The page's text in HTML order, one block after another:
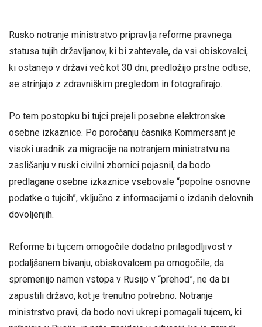
Rusko notranje ministrstvo pripravlja reforme pravnega
statusa tujih državljanov, ki bi zahtevale, da vsi obiskovalci,
ki ostanejo v državi več kot 30 dni, predložijo prstne odtise,
se strinjajo z zdravniškim pregledom in fotografirajo.
Po tem postopku bi tujci prejeli posebne elektronske
osebne izkaznice. Po poročanju časnika Kommersant je
visoki uradnik za migracije na notranjem ministrstvu na
zaslišanju v ruski civilni zbornici pojasnil, da bodo
predlagane osebne izkaznice vsebovale “popolne osnovne
podatke o tujcih”, vključno z informacijami o izdanih delovnih
dovoljenjih.
Reforme bi tujcem omogočile dodatno prilagodljivost v
podaljšanem bivanju, obiskovalcem pa omogočile, da
spremenijo namen vstopa v Rusijo v “prehod”, ne da bi
zapustili državo, kot je trenutno potrebno. Notranje
ministrstvo pravi, da bodo novi ukrepi pomagali tujcem, ki